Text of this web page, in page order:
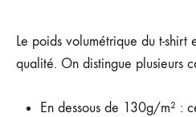
Le poids volumétrique du t-shirt
qualité. On distingue plusieurs
En dessous de 130g/m² :